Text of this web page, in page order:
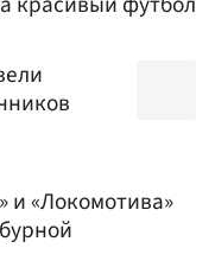
и «Локомотива»